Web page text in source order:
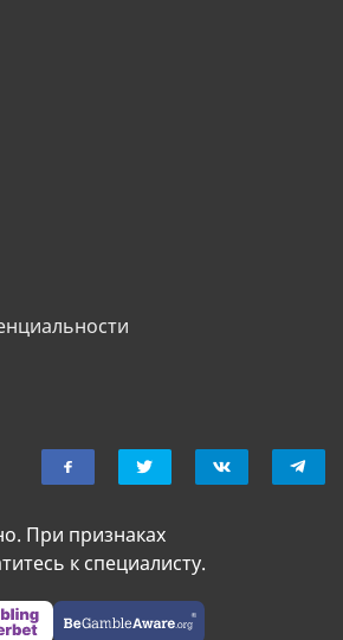
При признаках
к специалисту.